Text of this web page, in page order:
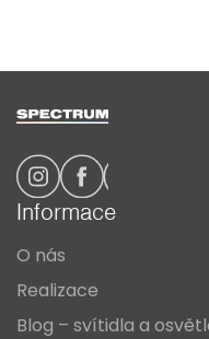
Informace
O nás
Realizace
Blog – svítidla a